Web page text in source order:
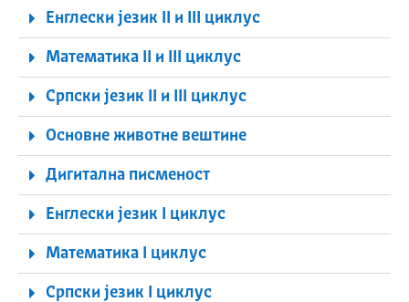
Енглески језик II и III циклус
Математика II и III циклус
Српски језик II и III циклус
Основне животне вештине
Дигитална писменост
Енглески језик I циклус
Математика I циклус
Српски језик I циклус